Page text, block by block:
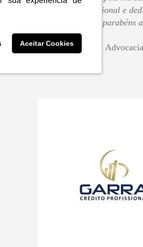
Aceitar Cookies
amei! Super rápido, profissional e
Eu indico, aprovo e dou os parabéns
participaram!
Cliente: Ellen Dias da Silva Advocacia